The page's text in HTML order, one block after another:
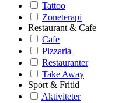
Tattoo
Zoneterapi
Restaurant & Cafe
Cafe
Pizzaria
Restauranter
Take Away
Sport & Fritid
Aktiviteter